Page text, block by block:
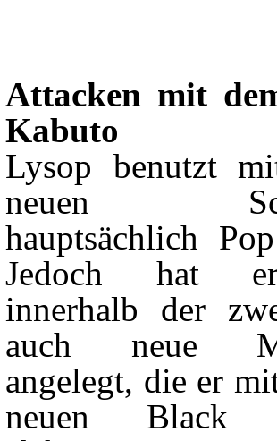
Attacken mit
Kabuto
Lysop benutzt
neuen
hauptsächlich
Jedoch hat
innerhalb der
auch neue
angelegt, die er
neuen Black